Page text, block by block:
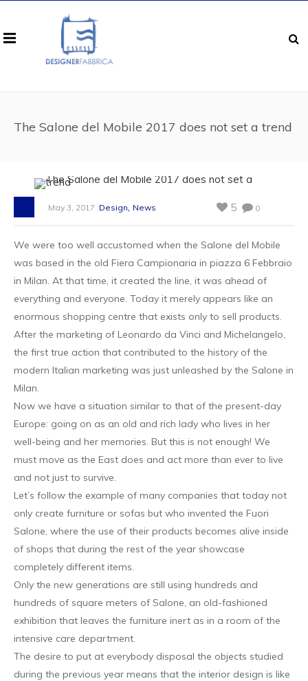
The Salone del Mobile 2017 does not set a trend
May 3, 2017 Design, News 0
5
We were too well accustomed when the Salone del Mobile
was based in the old Fiera Campionaria in piazza 6 Febbraio
in Milan. At that time, it created the line, it was ahead of
everything and everyone. Today it merely appears like an
enormous shopping centre that exists only to sell products.
After the marketing of Leonardo da Vinci and Michelangelo,
the first true action that contributed to the history of the
modern Italian marketing was just unleashed by the Salone in
Milan.
Now we have a situation similar to that of the present-day
Europe: going on as an old and rich lady who lives in her
well-being and her memories. But this is not enough! We
must move as the East does and act more than ever to live
and not just to survive.
Let’s follow the example of many companies that today not
only create furniture or sofas but who invented the Fuori
Salone, where the use of their products becomes alive inside
of shops that during the rest of the year showcase
completely different items.
Only the new generations are still using hundreds and
hundreds of square meters of Salone, an old-fashioned
exhibition that leaves the furniture inert as in a room of the
intensive care department.
The desire to put at everybody disposal the objects studied
during the previous year means that the interior design is like